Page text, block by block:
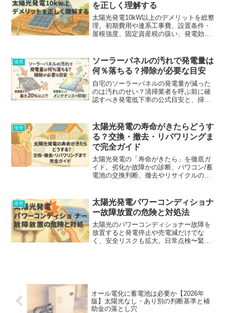
を正しく理解する
太陽光発電10kW以上のデメリットを総整
理。初期費用や連系工事費、設置条件・
屋根強度、固定資産税の扱い、発電効率
使用
ソーラーパネルの汚れで発電量は
何％落ちる？掃除が必要な目安
自宅のソーラーパネルの発電量が減った
のは汚れのせい？清掃業者を呼ぶ前に確
認すべき発電低下率の公式目安と、掃除
めの診断ステップや費用対効果の計算方
法も公開。
使用
太陽光発電の寿命がきたらどうす
る？交換・撤去・リパワリングま
で完全ガイド
太陽光発電の「寿命がきたら」を徹底ガ
イド。劣化か故障かの診断、パワコン/蓄
電池の交換判断、撤去やリサイクルの実
使用
太陽光発電パワーコンディショナ
ー故障放置の危険と対処法
太陽光のパワーコンディショナー故障を
放置すると発電停止や売電減だけでな
く、安全リスクも拡大。日常点検〜緊急
オール電化に蓄電池は必要か【2026年
版】太陽光なし・あり別の判断基準と補
助金の落とし穴